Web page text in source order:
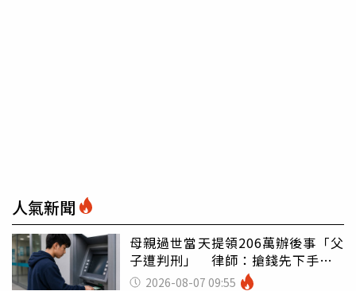
人氣新聞
母親過世當天提領206萬辦後事「父
子遭判刑」 律師：搶錢先下手是
罪 2026-08-07 09:55